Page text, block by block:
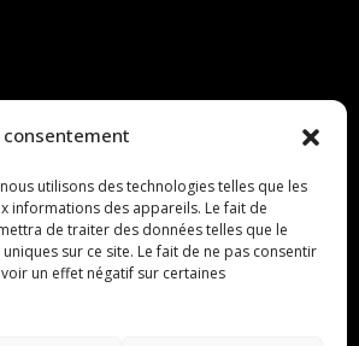
consentement
utilisons des technologies telles que les
informations des appareils. Le fait de
de traiter des données telles que le
sur ce site. Le fait de ne pas consentir
un effet négatif sur certaines